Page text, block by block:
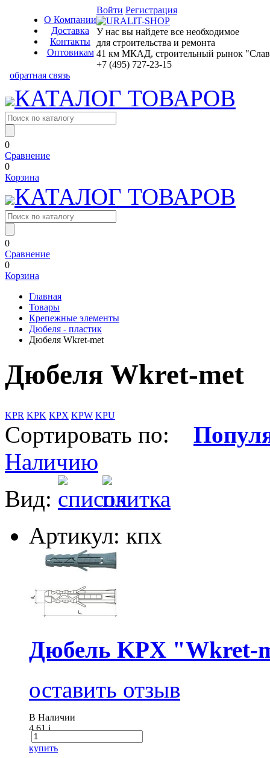
О Компании
Доставка
Контакты
Оптовикам
Войти Регистрация
У нас вы найдете все необходимое
для строительства и ремонта
41 км МКАД, строительный рынок
+7 (495) 727-23-15
обратная связь
КАТАЛОГ ТОВАРОВ
0
Сравнение
0
Корзина
КАТАЛОГ ТОВАРОВ
0
Сравнение
0
Корзина
Главная
Товары
Крепежные элементы
Дюбеля - пластик
Дюбеля Wkret-met
Дюбеля Wkret-met
KPR KPK KPX KPW KPU
Сортировать по:
Наличию
Вид:
Артикул: кпх
Дюбель KPX "Wkret-
оставить отзыв
В Наличии
4.61i
купить